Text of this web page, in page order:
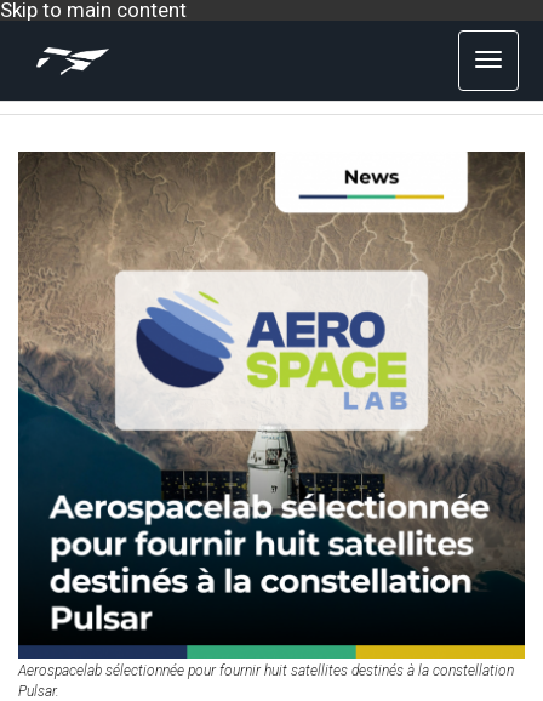
Skip to main content
Aerospacelab sélectionnée pour fournir huit satellites destinés à la constellation
Pulsar.